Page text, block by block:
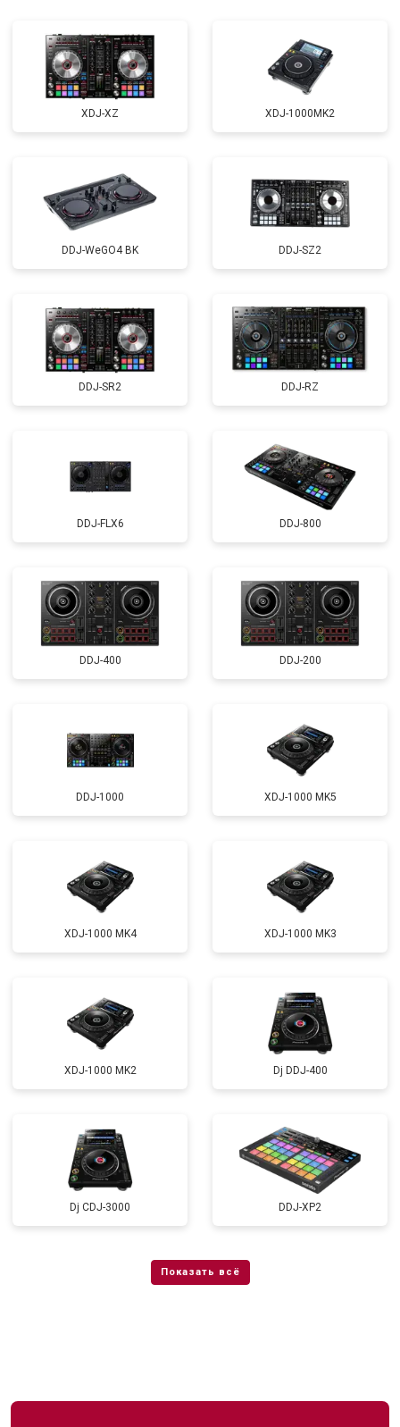
XDJ-XZ XDJ-1000MK2
DDJ-WeGO4 BK DDJ-SZ2
DDJ-SR2 DDJ-RZ
DDJ-FLX6 DDJ-800
DDJ-400 DDJ-200
DDJ-1000 XDJ-1000 MK5
XDJ-1000 MK4 XDJ-1000 MK3
XDJ-1000 MK2 Dj DDJ-400
Dj CDJ-3000 DDJ-XP2